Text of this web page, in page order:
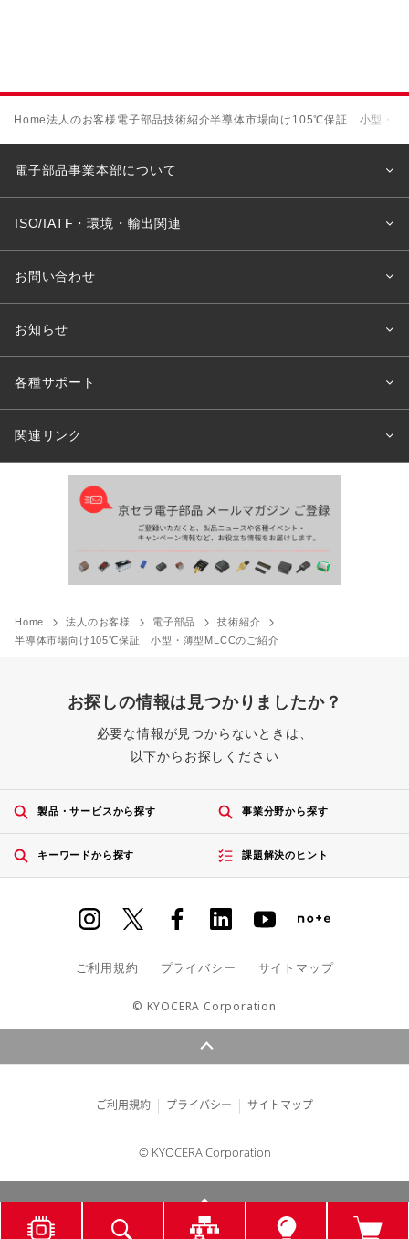
Home法人のお客様 電子部品技術紹介半導体市場向け105℃保証 小型・薄
電子部品事業本部について
ISO/IATF・環境・輸出関連
お問い合わせ
お知らせ
各種サポート
関連リンク
Home 法人のお客様 電子部品
技術紹介
半導体市場向け105℃保証 小型・薄型MLCCのご紹介
お探しの情報は見つかりましたか？
必要な情報が見つからないときは、
以下からお探しください
製品・サービスから探す 事業分野から探す
キーワードから探す 課題解決のヒント
ご利用規約 プライバシー サイトマップ
© KYOCERA Corporation
ご利用規約 プライバシー サイトマップ
© KYOCERA Corporation